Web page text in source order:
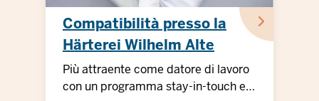
Compatibilità presso la
Härterei Wilhelm Alte
Più attraente come datore di lavoro
con un programma stay-in-touch e il